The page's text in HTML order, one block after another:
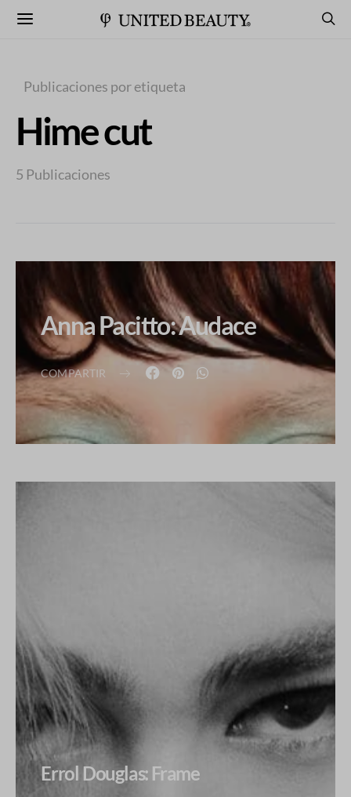
Publicaciones por etiqueta
Hime cut
5 Publicaciones
Anna Pacitto: Audace
COMPARTIR
Errol Douglas: Frame